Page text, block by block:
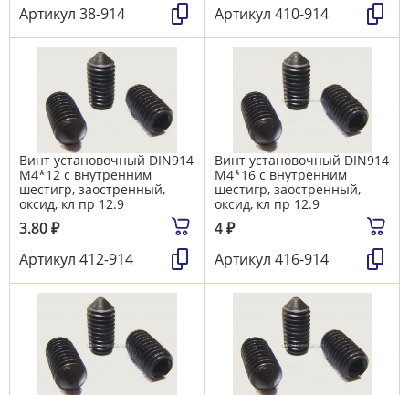
Артикул 38-914
Артикул 410-914
Винт установочный DIN914
М4*12 с внутренним
шестигр, заостренный,
оксид, кл пр 12.9
3.80₽
Артикул 412-914
Винт установочный DIN914
М4*16 с внутренним
шестигр, заостренный,
оксид, кл пр 12.9
4₽
Артикул 416-914